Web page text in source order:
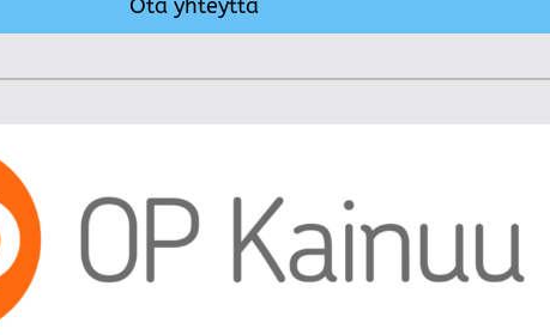
Ota yhteyttä